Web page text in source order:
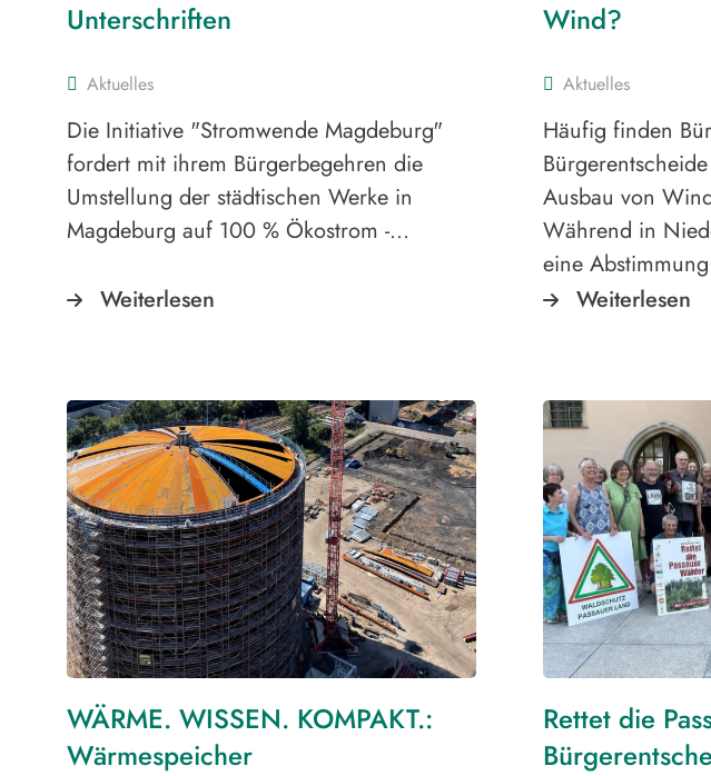
Unterschriften
Aktuelles
Die Initiative "Stromwende Magdeburg"
fordert mit ihrem Bürgerbegehren die
Umstellung der städtischen Werke in
Magdeburg auf 100 % Ökostrom -…
Weiterlesen
Wind?
Aktuelles
Häufig finden
Ausbau von
Während in
eine
Weiterlesen
WÄRME. WISSEN. KOMPAKT.:
Wärmespeicher
Rettet die